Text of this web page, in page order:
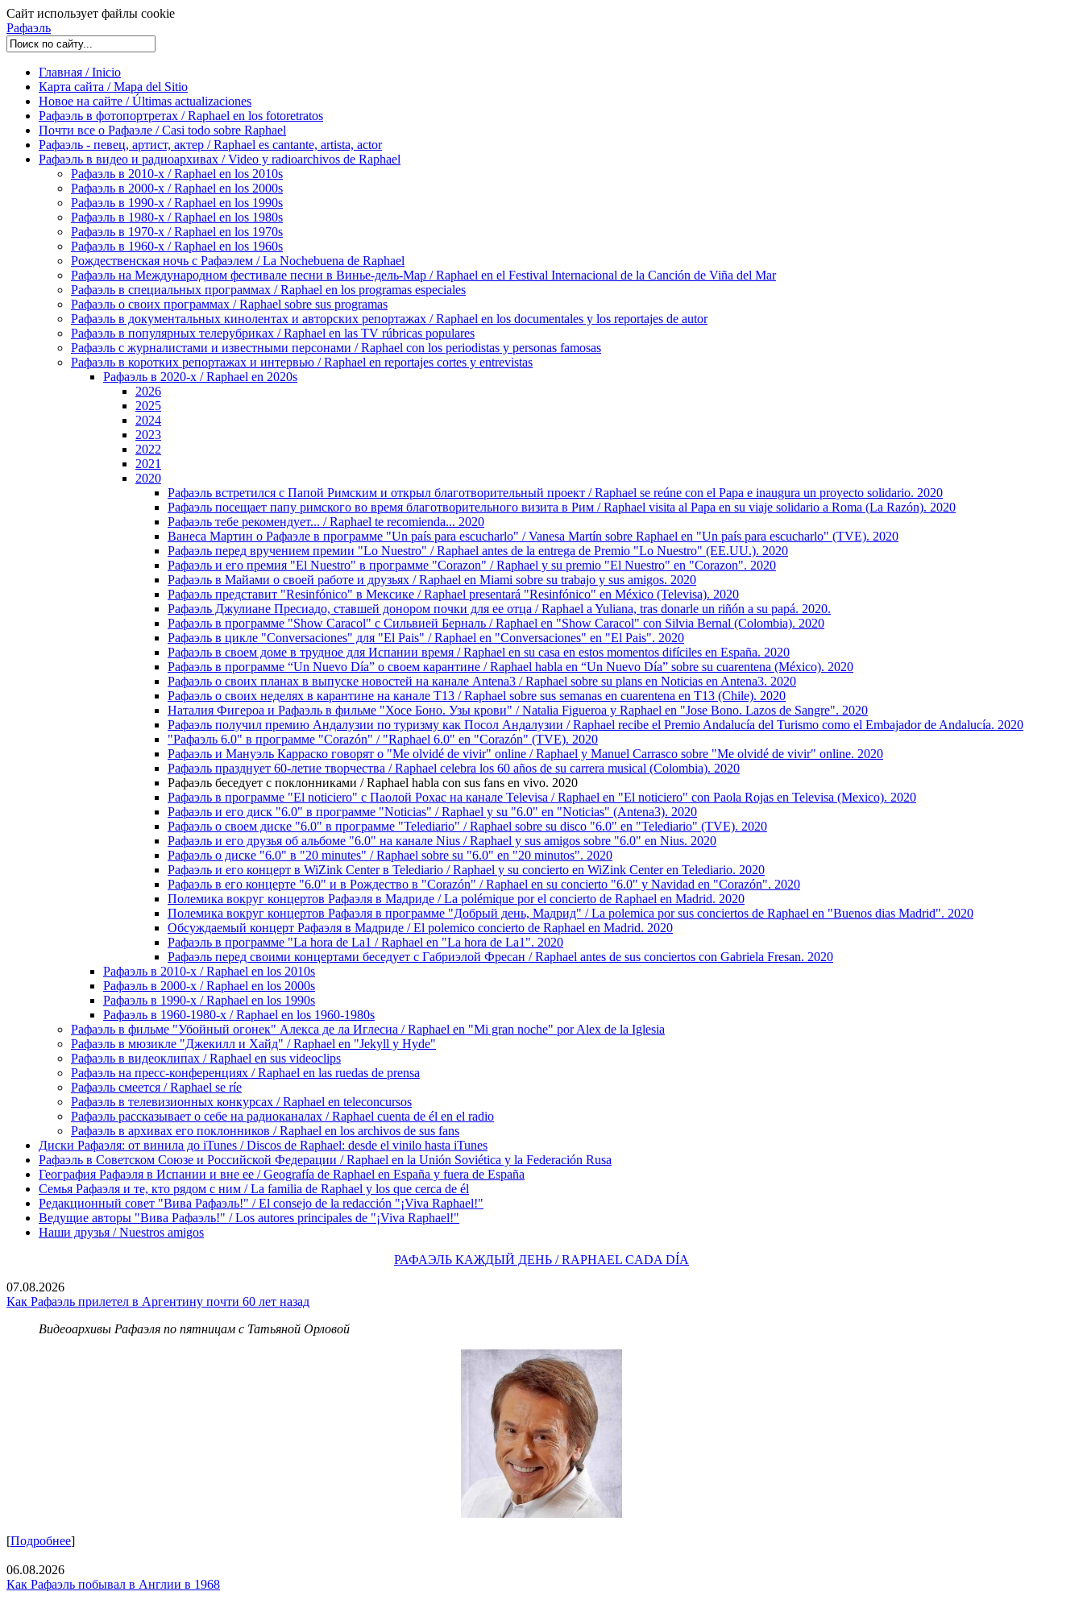
Сайт использует файлы cookie
Рафаэль
Главная / Inicio
Карта сайта / Mapa del Sitio
Новое на сайте / Últimas actualizaciones
Рафаэль в фотопортретах / Raphael en los fotoretratos
Почти все о Рафаэле / Casi todo sobre Raphael
Рафаэль - певец, артист, актер / Raphael es cantante, artista, actor
Рафаэль в видео и радиоархивах / Video y radioarchivos de Raphael
Рафаэль в 2010-х / Raphael en los 2010s
Рафаэль в 2000-х / Raphael en los 2000s
Рафаэль в 1990-х / Raphael en los 1990s
Рафаэль в 1980-х / Raphael en los 1980s
Рафаэль в 1970-х / Raphael en los 1970s
Рафаэль в 1960-х / Raphael en los 1960s
Рождественская ночь с Рафаэлем / La Nochebuena de Raphael
Рафаэль на Международном фестивале песни в Винье-дель-Мар / Raphael en el Festival Internacional de la Canción de Viña del Mar
Рафаэль в специальных программах / Raphael en los programas especiales
Рафаэль о своих программах / Raphael sobre sus programas
Рафаэль в документальных кинолентах и авторских репортажах / Raphael en los documentales y los reportajes de autor
Рафаэль в популярных телерубриках / Raphael en las TV rúbricas populares
Рафаэль с журналистами и известными персонами / Raphael con los periodistas y personas famosas
Рафаэль в коротких репортажах и интервью / Raphael en reportajes cortes y entrevistas
Рафаэль в 2020-х / Raphael en 2020s
2026
2025
2024
2023
2022
2021
2020
Рафаэль встретился с Папой Римским и открыл благотворительный проект / Raphael se reúne con el Papa e inaugura un proyecto solidario. 2020
Рафаэль посещает папу римского во время благотворительного визита в Рим / Raphael visita al Papa en su viaje solidario a Roma (La Razón). 2020
Рафаэль тебе рекомендует... / Raphael te recomienda... 2020
Ванеса Мартин о Рафаэле в программе "Un país para escucharlo" / Vanesa Martín sobre Raphael en "Un país para escucharlo" (TVE). 2020
Рафаэль перед вручением премии "Lo Nuestro" / Raphael antes de la entrega de Premio "Lo Nuestro" (EE.UU.). 2020
Рафаэль и его премия "El Nuestro" в программе "Corazon" / Raphael y su premio "El Nuestro" en "Corazon". 2020
Рафаэль в Майами о своей работе и друзьях / Raphael en Miami sobre su trabajo y sus amigos. 2020
Рафаэль представит "Resinfónico" в Мексике / Raphael presentará "Resinfónico" en México (Televisa). 2020
Рафаэль Джулиане Пресиадо, ставшей донором почки для ее отца / Raphael a Yuliana, tras donarle un riñón a su papá. 2020.
Рафаэль в программе "Show Caracol" с Сильвией Берналь / Raphael en "Show Caracol" con Silvia Bernal (Colombia). 2020
Рафаэль в цикле "Conversaciones" для "El Pais" / Raphael en "Conversaciones" en "El Pais". 2020
Рафаэль в своем доме в трудное для Испании время / Raphael en su casa en estos momentos difíciles en España. 2020
Рафаэль в программе “Un Nuevo Día” о своем карантине / Raphael habla en “Un Nuevo Día” sobre su cuarentena (México). 2020
Рафаэль о своих планах в выпуске новостей на канале Antena3 / Raphael sobre su plans en Noticias en Antena3. 2020
Рафаэль о своих неделях в карантине на канале T13 / Raphael sobre sus semanas en cuarentena en T13 (Chile). 2020
Наталия Фигероа и Рафаэль в фильме "Хосе Боно. Узы крови" / Natalia Figueroa y Raphael en "Jose Bono. Lazos de Sangre". 2020
Рафаэль получил премию Андалузии по туризму как Посол Андалузии / Raphael recibe el Premio Andalucía del Turismo como el Embajador de Andalucía. 2020
"Рафаэль 6.0" в программе "Corazón" / "Raphael 6.0" en "Corazón" (TVE). 2020
Рафаэль и Мануэль Карраско говорят о "Me olvidé de vivir" online / Raphael y Manuel Carrasco sobre "Me olvidé de vivir" online. 2020
Рафаэль празднует 60-летие творчества / Raphael celebra los 60 años de su carrera musical (Colombia). 2020
Рафаэль беседует с поклонниками / Raphael habla con sus fans en vivo. 2020
Рафаэль в программе "El noticiero" с Паолой Рохас на канале Televisa / Raphael en "El noticiero" con Paola Rojas en Televisa (Mexico). 2020
Рафаэль и его диск "6.0" в программе "Noticias" / Raphael y su "6.0" en "Noticias" (Antena3). 2020
Рафаэль о своем диске "6.0" в программе "Telediario" / Raphael sobre su disco "6.0" en "Telediario" (TVE). 2020
Рафаэль и его друзья об альбоме "6.0" на канале Nius / Raphael y sus amigos sobre "6.0" en Nius. 2020
Рафаэль о дискe "6.0" в "20 minutes" / Raphael sobre su "6.0" en "20 minutos". 2020
Рафаэль и его концерт в WiZink Center в Telediario / Raphael y su concierto en WiZink Center en Telediario. 2020
Рафаэль в его концерте "6.0" и в Рождество в "Corazón" / Raphael en su concierto "6.0" y Navidad en "Corazón". 2020
Полемика вокруг концертов Рафаэля в Мадриде / La polémique por el concierto de Raphael en Madrid. 2020
Полемика вокруг концертов Рафаэля в программе "Добрый день, Мадрид" / La polemica por sus conciertos de Raphael en "Buenos dias Madrid". 2020
Обсуждаемый концерт Рафаэля в Мадриде / El polemico concierto de Raphael en Madrid. 2020
Рафаэль в программе "La hora de La1 / Raphael en "La hora de La1". 2020
Рафаэль перед своими концертами беседует с Габриэлой Фресан / Raphael antes de sus conciertos con Gabriela Fresan. 2020
Рафаэль в 2010-х / Raphael en los 2010s
Рафаэль в 2000-х / Raphael en los 2000s
Рафаэль в 1990-х / Raphael en los 1990s
Рафаэль в 1960-1980-х / Raphael en los 1960-1980s
Рафаэль в фильме "Убойный огонек" Алекса де ла Иглесиа / Raphael en "Mi gran noche" por Alex de la Iglesia
Рафаэль в мюзикле "Джекилл и Хайд" / Raphael en "Jekyll y Hyde"
Рафаэль в видеоклипах / Raphael en sus videoclips
Рафаэль на пресс-конференциях / Raphael en las ruedas de prensa
Рафаэль смеется / Raphael se ríe
Рафаэль в телевизионных конкурсах / Raphael en teleconcursos
Рафаэль рассказывает о себе на радиоканалах / Raphael cuenta de él en el radio
Рафаэль в архивах его поклонников / Raphael en los archivos de sus fans
Диски Рафаэля: от винила до iTunes / Discos de Raphael: desde el vinilo hasta iTunes
Рафаэль в Советском Союзе и Российской Федерации / Raphael en la Unión Soviética y la Federación Rusa
География Рафаэля в Испании и вне ее / Geografía de Raphael en España y fuera de España
Семья Рафаэля и те, кто рядом с ним / La familia de Raphael y los que cerca de él
Редакционный совет "Вива Рафаэль!" / El consejo de la redacción "¡Viva Raphael!"
Ведущие авторы "Вива Рафаэль!" / Los autores principales de "¡Viva Raphael!"
Наши друзья / Nuestros amigos
РАФАЭЛЬ КАЖДЫЙ ДЕНЬ / RAPHAEL CADA DÍA
07.08.2026
Как Рафаэль прилетел в Аргентину почти 60 лет назад
Видеоархивы Рафаэля по пятницам с Татьяной Орловой
[Подробнее]
06.08.2026
Как Рафаэль побывал в Англии в 1968